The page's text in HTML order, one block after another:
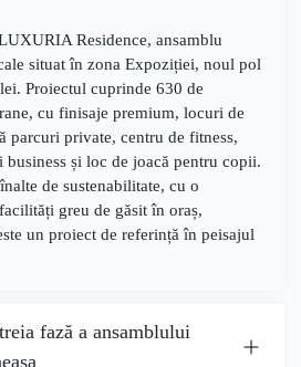
Residence, ansamblu
situat în zona Expoziției, noul pol
Proiectul cuprinde 630 de
cu finisaje premium, locuri de
parcuri private, centru de fitness,
business și loc de joacă pentru copii.
de sustenabilitate, cu o
greu de găsit în oraș,
un proiect de referință în peisajul
fază a ansamblului